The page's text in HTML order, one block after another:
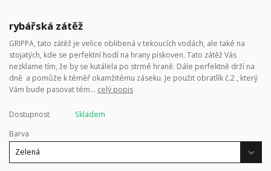
rybářská zátěž
GRIPPA, tato zátěž je velice oblibená v tekoucích vodách, ale také na
stojatých, kde se perfektní hodí na hrany pískoven. Tato zátěž Vás
nezklame tím, že by se kutálela po strmé hraně. Dále perfektně drží na
dně a pomůže k téměř okamžitému záseku. Je použit obratlík č.2 , který
Vám bude pasovat tém... celý popis
Dostupnost
Skladem
Barva